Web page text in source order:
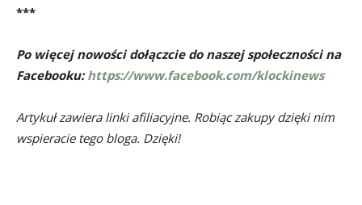
***
Po więcej nowości dołączcie do naszej społeczności na
Facebooku:https://www.facebook.com/klockinews
Artykuł zawiera linki afiliacyjne. Robiąc zakupy dzięki nim
wspieracie tego bloga. Dzięki!